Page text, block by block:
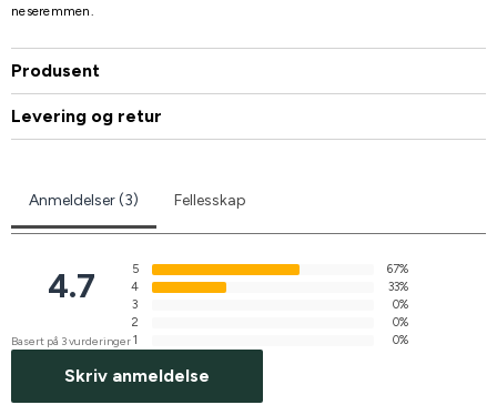
neseremmen.
Produsent
Levering og retur
Anmeldelser (3) Fellesskap
4.7
Basert på 3 vurderinger
5
67%
4
33%
3
0%
2
0%
1
0%
Skriv anmeldelse